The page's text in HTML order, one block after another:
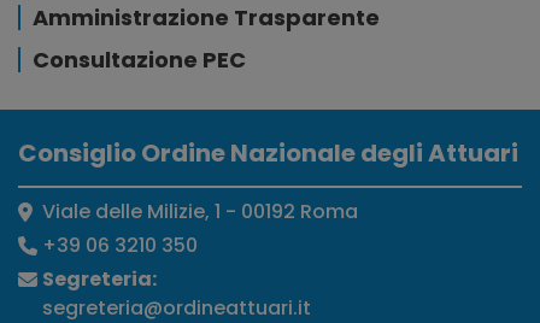
Amministrazione Trasparente
Consultazione PEC
Consiglio Ordine Nazionale degli Attuari
Viale delle Milizie, 1 - 00192 Roma
+39 06 3210 350
Segreteria:
segreteria@ordineattuari.it